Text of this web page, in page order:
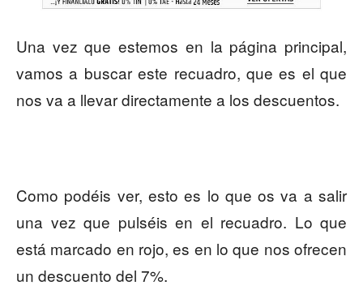
Una vez que estemos en la página principal,
vamos a buscar este recuadro, que es el que
nos va a llevar directamente a los descuentos.
Como podéis ver, esto es lo que os va a salir
una vez que pulséis en el recuadro. Lo que
está marcado en rojo, es en lo que nos ofrecen
un descuento del 7%.